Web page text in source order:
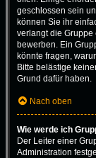
geschlossen sein
können Sie ihr
verlangt die Gruppe
bewerben. Ein
könnte fragen,
Bitte belästige
Grund dafür haben.
Nach oben
Wie werde ich
Der Leiter einer
Administration